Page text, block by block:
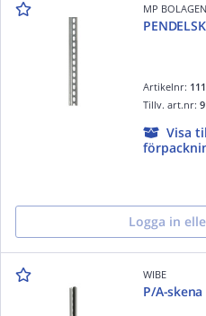
MP BOLAGEN
Artikelnr:
Tillv. art.nr:
Visa
Logga in
WIBE
P/A-